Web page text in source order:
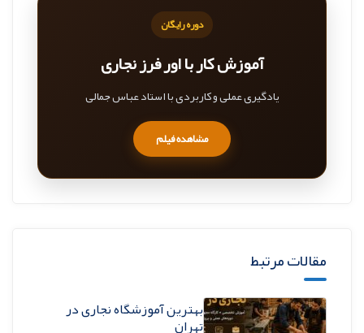
دوره رایگان
آموزش کار با اور فرز نجاری
یادگیری عملی و کاربردی با استاد عباس جمالی
مشاهده فیلم
مقالات مرتبط
بهترین آموزشگاه نجاری در
تهران